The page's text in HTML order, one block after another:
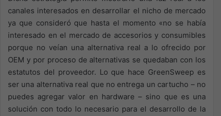
canales interesados en desarrollar el nicho de mercado
ya que consideró que hasta el momento «no se había
interesado en el mercado de accesorios y consumibles
porque no veían una alternativa real a lo ofrecido por
OEM y por proceso de alternativas se quedaban con los
estatutos del proveedor. Lo que hace GreenSweep es
ser una alternativa real que no entrega un cartucho – no
puedes agregar valor en hardware – sino que es una
solución con todo lo necesario para el desarrollo de la